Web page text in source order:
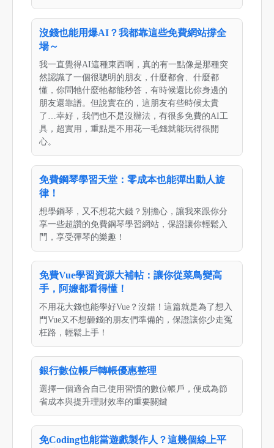
沒錢也能用爆AI？我都靠這些免費網站撐全
場～
我一直覺得AI這種東西啊，真的有一點像是那種突
然認識了一個很聰明的朋友，什麼都會、什麼都
懂，你問牠什麼牠都能秒答，有時候還比你身邊的
朋友還靠譜。但說實在的，這朋友有些時候太貴
了…幸好，我們也不是沒辦法，有很多免費的AI工
具，超實用，重點是不用花一毛錢就能玩得很開
心。
免費鋼琴學習天堂：零成本也能彈出動人旋
律！
想學鋼琴，又不想花大錢？別擔心，讓我來跟你分
享一些超讚的免費鋼琴學習網站，保證讓你輕鬆入
門，享受彈琴的樂趣！
免費Vue學習資源大補帖：讓你從菜鳥變高
手，阿嬤都看得懂！
不用花大錢也能學好Vue？沒錯！這篇就是為了想入
門Vue又不想砸錢的朋友們準備的，保證讓你少走冤
枉路，輕鬆上手！
銀行數位帳戶轉帳優惠整理
選擇一個適合自己使用習慣的數位帳戶，便成為節
省成本與提升理財效率的重要關鍵
免Coding也能當遊戲製作人？這幾個線上平